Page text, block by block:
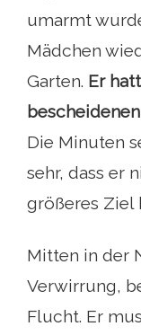
umarmt
Mädchen
Garten. Er
Die Minuten
sehr, dass er
größeres Ziel
Mitten in der
Verwirrung,
Flucht. Er